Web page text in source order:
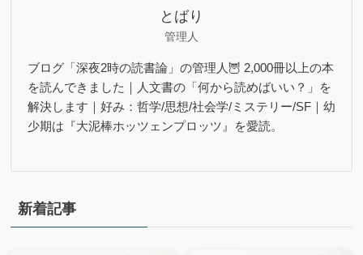
とばり
管理人
ブログ「深夜2時の読書論」の管理人🦉 2,000冊以上の本
を読んできました｜人文書の「何から読めばいい？」を
解決します｜好み：哲学/思想/社会学/ミステリー/SF｜幼
少期は『大泥棒ホッツェンプロッツ』を愛読。
新着記事